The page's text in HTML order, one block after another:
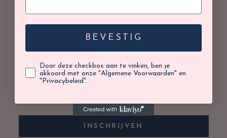
webshop of in de winkel.
INSCHRIJVEN
BEVESTIG
Door deze checkbox aan te vinken, ben je
akkoord met onze "Algemene Voorwaarden" en
"Privacybeleid".